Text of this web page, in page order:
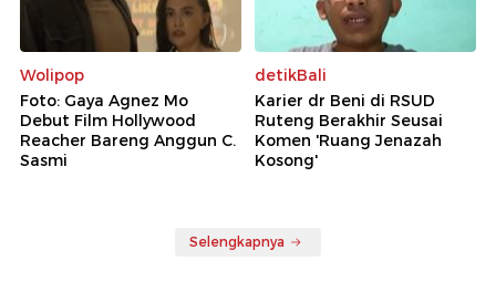
Wolipop
Foto: Gaya Agnez Mo
Debut Film Hollywood
Reacher Bareng Anggun C.
Sasmi
detikBali
Karier dr Beni di RSUD
Ruteng Berakhir Seusai
Komen 'Ruang Jenazah
Kosong'
Selengkapnya